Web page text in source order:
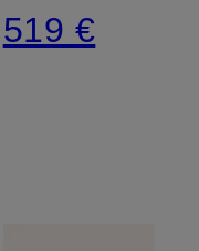
519 €